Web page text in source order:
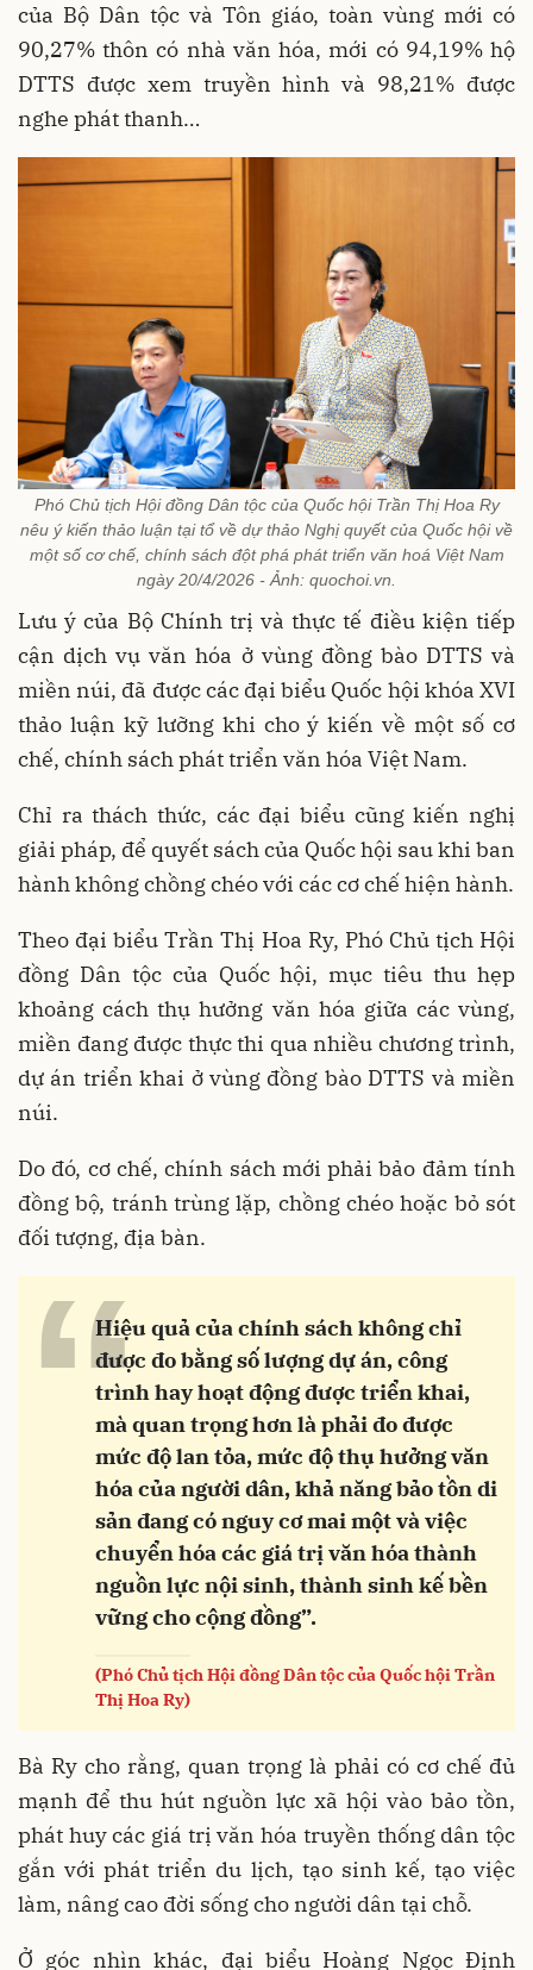
của Bộ Dân tộc và Tôn giáo, toàn vùng mới có
90,27% thôn có nhà văn hóa, mới có 94,19% hộ
DTTS được xem truyền hình và 98,21% được
nghe phát thanh…
Phó Chủ tịch Hội đồng Dân tộc của Quốc hội Trần Thị Hoa Ry
nêu ý kiến thảo luận tại tổ về dự thảo Nghị quyết của Quốc hội về
một số cơ chế, chính sách đột phá phát triển văn hoá Việt Nam
ngày 20/4/2026 - Ảnh: quochoi.vn.
Lưu ý của Bộ Chính trị và thực tế điều kiện tiếp
cận dịch vụ văn hóa ở vùng đồng bào DTTS và
miền núi, đã được các đại biểu Quốc hội khóa XVI
thảo luận kỹ lưỡng khi cho ý kiến về một số cơ
chế, chính sách phát triển văn hóa Việt Nam.
Chỉ ra thách thức, các đại biểu cũng kiến nghị
giải pháp, để quyết sách của Quốc hội sau khi ban
hành không chồng chéo với các cơ chế hiện hành.
Theo đại biểu Trần Thị Hoa Ry, Phó Chủ tịch Hội
đồng Dân tộc của Quốc hội, mục tiêu thu hẹp
khoảng cách thụ hưởng văn hóa giữa các vùng,
miền đang được thực thi qua nhiều chương trình,
dự án triển khai ở vùng đồng bào DTTS và miền
núi.
Do đó, cơ chế, chính sách mới phải bảo đảm tính
đồng bộ, tránh trùng lặp, chồng chéo hoặc bỏ sót
đối tượng, địa bàn.
“Hiệu quả của chính sách không chỉ
được đo bằng số lượng dự án, công
trình hay hoạt động được triển khai,
mà quan trọng hơn là phải đo được
mức độ lan tỏa, mức độ thụ hưởng văn
hóa của người dân, khả năng bảo tồn di
sản đang có nguy cơ mai một và việc
chuyển hóa các giá trị văn hóa thành
nguồn lực nội sinh, thành sinh kế bền
vững cho cộng đồng”.
(Phó Chủ tịch Hội đồng Dân tộc của Quốc hội Trần
Thị Hoa Ry)
Bà Ry cho rằng, quan trọng là phải có cơ chế đủ
mạnh để thu hút nguồn lực xã hội vào bảo tồn,
phát huy các giá trị văn hóa truyền thống dân tộc
gắn với phát triển du lịch, tạo sinh kế, tạo việc
làm, nâng cao đời sống cho người dân tại chỗ.
Ở góc nhìn khác, đại biểu Hoàng Ngọc Định